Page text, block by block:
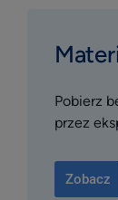
Pobierz
przez
Zobacz